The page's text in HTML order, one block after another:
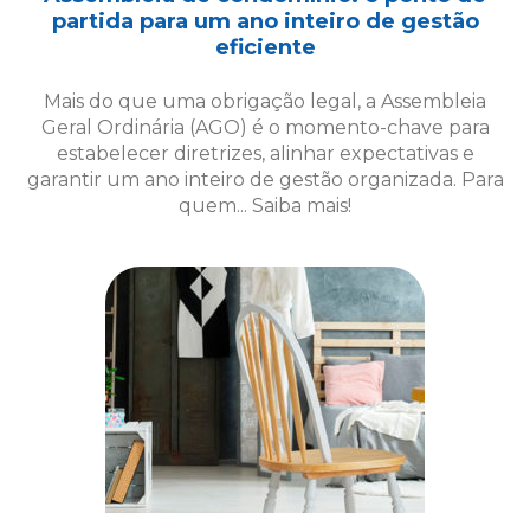
quem... Saiba mais!
Decoração DIY: saiba como transformar seu
apartamento alugado com criatividade